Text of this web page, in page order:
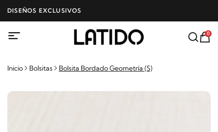
DISEÑOS EXCLUSIVOS
0
Inicio Bolsitas Bolsita Bordado Geometría (S)